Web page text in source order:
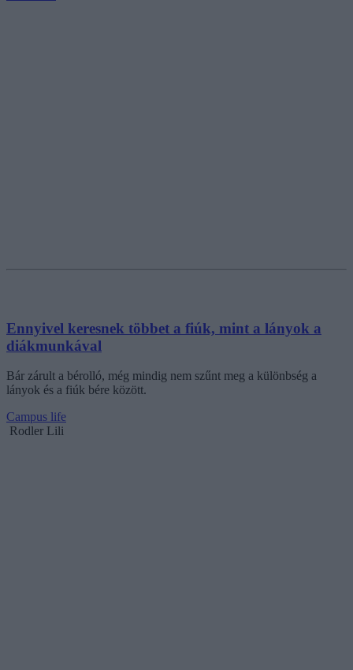
Ennyivel keresnek többet a fiúk, mint a lányok a
diákmunkával
Bár zárult a bérolló, még mindig nem szűnt meg a különbség a
lányok és a fiúk bére között.
Campus life
Rodler Lili